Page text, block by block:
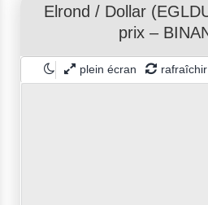
Elrond / Dollar
prix –
plein écran rafraîchir